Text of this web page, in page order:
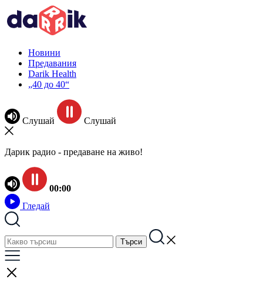
Новини
Предавания
Darik Health
„40 до 40“
Слушай Слушай
Дарик радио - предаване на живо!
00:00
Гледай